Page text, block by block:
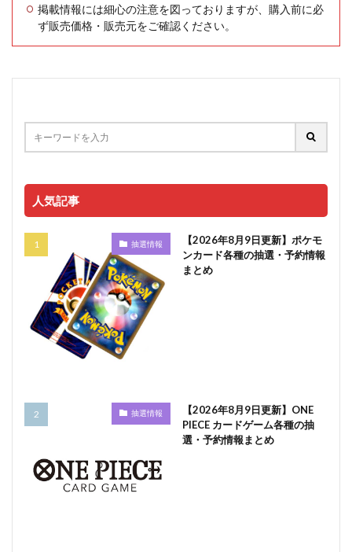
掲載情報には細心の注意を図っておりますが、購入前に必
ず販売価格・販売元をご確認ください。
人気記事
抽選情報
【2026年8月9日更新】ポケモ
ンカード各種の抽選・予約情報
まとめ
抽選情報
【2026年8月9日更新】ONE
PIECE カードゲーム各種の抽
選・予約情報まとめ